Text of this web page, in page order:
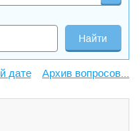
Архив вопросов...